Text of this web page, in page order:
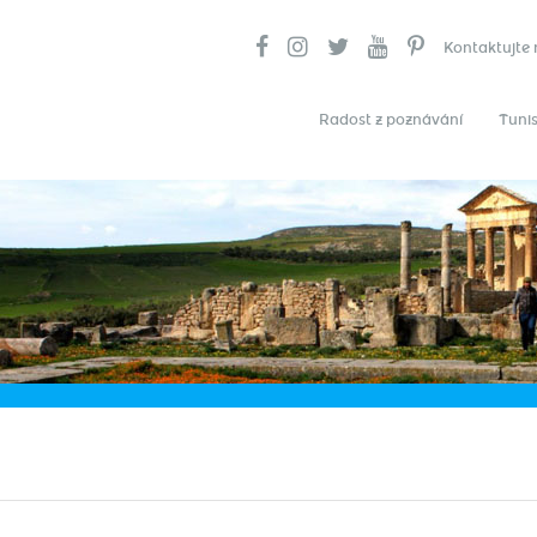
Kontaktujte
Radost z poznávání